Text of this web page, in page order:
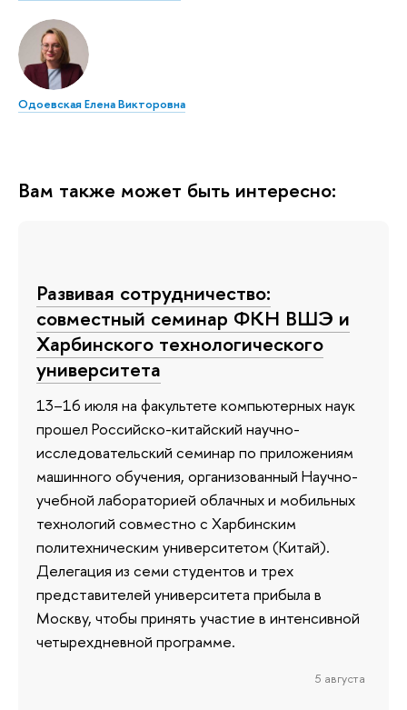
Одоевская Елена Викторовна
Вам также может быть интересно:
Развивая сотрудничество:
совместный семинар ФКН ВШЭ и
Харбинского технологического
университета
13–16 июля на факультете компьютерных наук
прошел Российско-китайский научно-
исследовательский семинар по приложениям
машинного обучения, организованный Научно-
учебной лабораторией облачных и мобильных
технологий совместно с Харбинским
политехническим университетом (Китай).
Делегация из семи студентов и трех
представителей университета прибыла в
Москву, чтобы принять участие в интенсивной
четырехдневной программе.
5 августа